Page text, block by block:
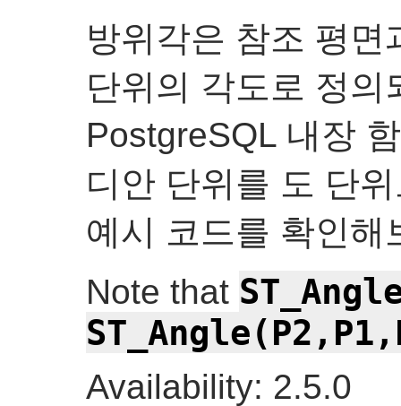
방위각은 참조 평
단위의 각도로 정
PostgreSQL 내장
디안 단위를 도 단
예시 코드를 확인해
Note that
Availability: 2.5.0